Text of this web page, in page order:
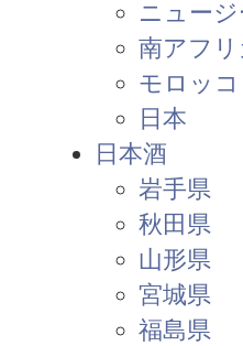
ニュー
南アフ
モロッコ
日本
日本酒
岩手県
秋田県
山形県
宮城県
福島県